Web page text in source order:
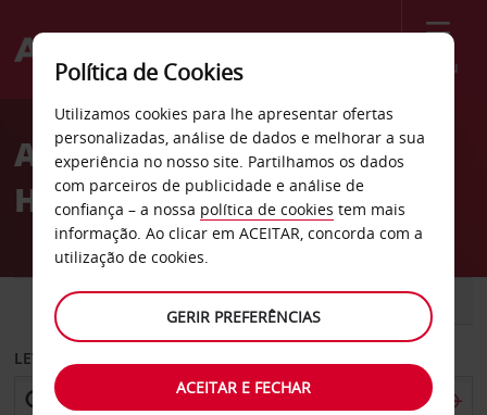
Menu
Welcome
AvisAluguer de carros Zona de
Hong Kong
CARRO COMERCIAIS
LEVANTAR EM
Política de Cookies
Utilizamos cookies para lhe apresentar ofertas
personalizadas, análise de dados e melhorar a sua
experiência no nosso site. Partilhamos os dados
com parceiros de publicidade e análise de
confiança – a nossa política de cookies tem mais
informação. Ao clicar em ACEITAR, concorda com a
utilização de cookies.
GERIR PREFERÊNCIAS
ACEITAR E FECHAR